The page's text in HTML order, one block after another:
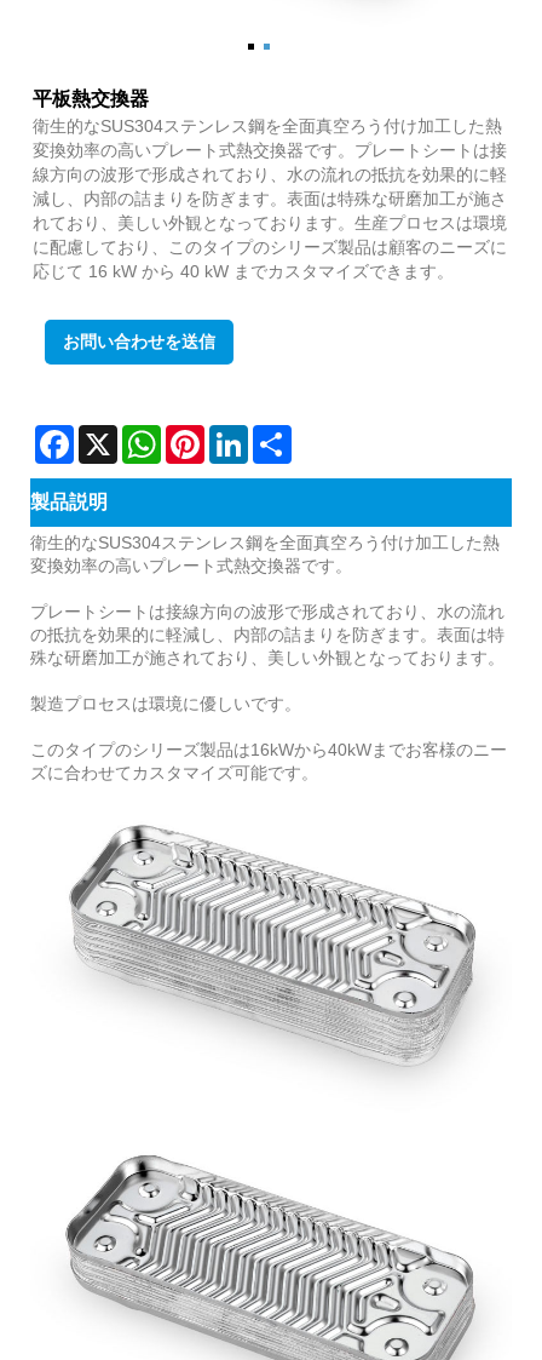
平板熱交換器
衛生的なSUS304ステンレス鋼を全面真空ろう付け加工した熱
変換効率の高いプレート式熱交換器です。プレートシートは接
線方向の波形で形成されており、水の流れの抵抗を効果的に軽
減し、内部の詰まりを防ぎます。表面は特殊な研磨加工が施さ
れており、美しい外観となっております。生産プロセスは環境
に配慮しており、このタイプのシリーズ製品は顧客のニーズに
応じて 16 kW から 40 kW までカスタマイズできます。
お問い合わせを送信
Facebook
X WhatsAppPinterestLinkedIn
製品説明
衛生的なSUS304ステンレス鋼を全面真空ろう付け加工した熱
変換効率の高いプレート式熱交換器です。
プレートシートは接線方向の波形で形成されており、水の流れ
の抵抗を効果的に軽減し、内部の詰まりを防ぎます。表面は特
殊な研磨加工が施されており、美しい外観となっております。
製造プロセスは環境に優しいです。
このタイプのシリーズ製品は16kWから40kWまでお客様のニー
ズに合わせてカスタマイズ可能です。